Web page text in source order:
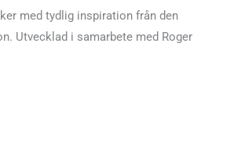
med tydlig inspiration från den
Utvecklad i samarbete med Roger